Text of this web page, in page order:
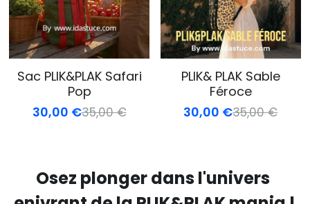
Sac PLIK&PLAK Safari
Pop
30,00 €35,00 €
PLIK& PLAK Sable
Féroce
30,00 €35,00 €
Osez plonger dans l'univers